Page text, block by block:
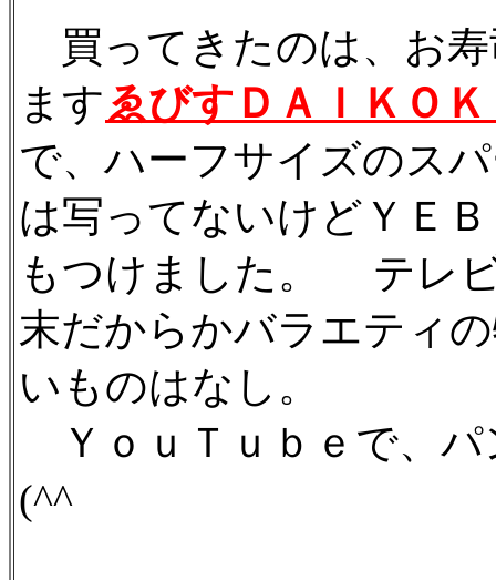
買ってきたのは、お
ますゑびすＤＡＩＫＯ
で、ハーフサイズのス
は写ってないけどＹＥ
もつけました。 テレ
末だからかバラエティ
いものはなし。
ＹｏｕＴｕｂｅで、パ
(^^ゞ